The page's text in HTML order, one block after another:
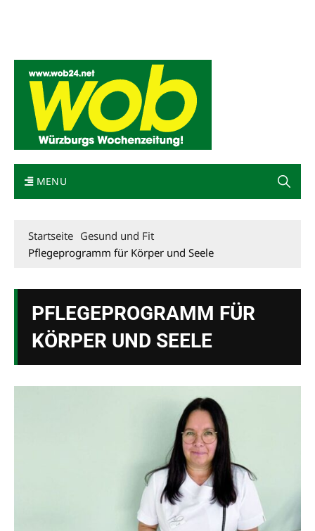
MENU
Startseite Gesund und Fit
Pflegeprogramm für Körper und Seele
PFLEGEPROGRAMM FÜR
KÖRPER UND SEELE